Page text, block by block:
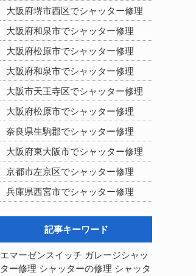
大阪府堺市西区でシャッター修理
大阪府和泉市でシャッター修理
大阪府松原市でシャッター修理
大阪府和泉市でシャッター修理
大阪市天王寺区でシャッター修理
大阪府松原市でシャッター修理
奈良県生駒郡でシャッター修理
大阪府東大阪市でシャッター修理
京都市左京区でシャッター修理
兵庫県西宮市でシャッター修理
記事キーワード
エマーゼンスイッチ ガレージシャッ
ター修理 シャッターの修理 シャッタ